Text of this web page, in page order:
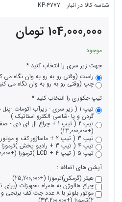
شناسه کالا در انبار
KP-4777
104,000,000 تومان
موجود
جهت زیر سری را انتخاب کنید
راست (وقتی رو به رو به وان نگاه می
چپ (وقتی رو به رو به وان نگاه می
تیپ جکوزی را انتخاب کنید
تیپ 1 ( زیر سری - زیرآب اتومات -
گردن و پا -شاسی الکترو استاتیک )
تیپ 2 ( تیپ 1 + چراغ ال ای
(+23,000,000)
تیپ 3 ( تیپ 2 + ماساژور کف و موتور بلوئر ) ترموزا (+82,000,000)
تیپ 4 ( تیپ 3 + رادیو پخش )ترموزا (+107,000,000)
تیپ 5 ( تیپ 4 + LCD )ترموزا (+190,000,000)
آپشن های اضافه :
هیتر (گرمکن)ترموزا (+25,200,000)
چراغ هالوژن به همراه تجهیزات (برای تیپ 1)ترموزا